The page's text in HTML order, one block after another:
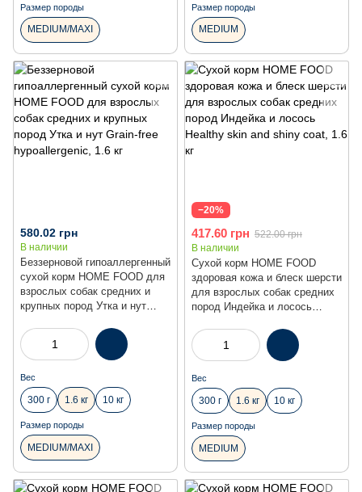
Размер породы
MEDIUM/MAXI
Размер породы
MEDIUM
Беззерновой гипоаллергенный
сухой корм HOME FOOD для
взрослых собак средних и
крупных пород Утка и нут
580.02 грн
В наличии
Вес
300 г 1.6 кг 10 кг
Размер породы
MEDIUM/MAXI
−20%
Сухой корм HOME FOOD
здоровая кожа и блеск шерсти
для взрослых собак средних
пород Индейка и лосось
1.6 кг
417.60 грн 522.00 грн
В наличии
Вес
300 г 1.6 кг 10 кг
Размер породы
MEDIUM